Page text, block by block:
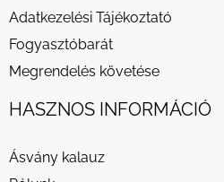
Adatkezelési Tájékoztató
Fogyasztóbarát
Megrendelés követése
HASZNOS INFORMÁCIÓ
Ásvány kalauz